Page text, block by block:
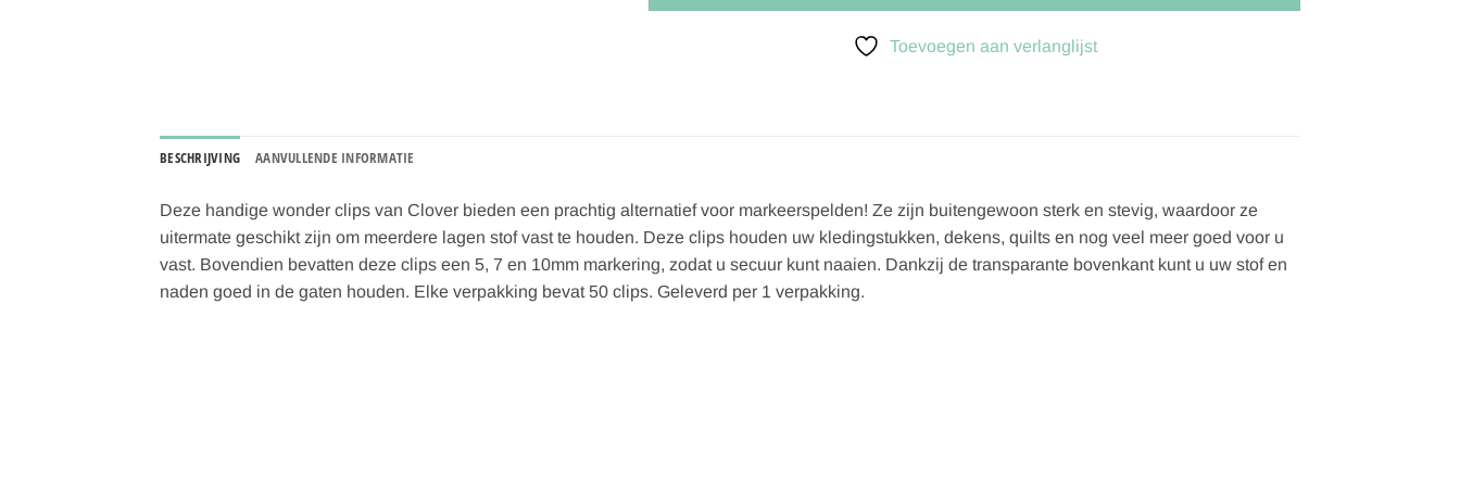
Toevoegen aan verlanglijst
BESCHRIJVING AANVULLENDE INFORMATIE
Deze handige wonder clips van Clover bieden een prachtig alternatief voor markeerspelden! Ze zijn buitengewoon sterk en stevig, waardoor ze
uitermate geschikt zijn om meerdere lagen stof vast te houden. Deze clips houden uw kledingstukken, dekens, quilts en nog veel meer goed voor u
vast. Bovendien bevatten deze clips een 5, 7 en 10mm markering, zodat u secuur kunt naaien. Dankzij de transparante bovenkant kunt u uw stof en
naden goed in de gaten houden. Elke verpakking bevat 50 clips. Geleverd per 1 verpakking.